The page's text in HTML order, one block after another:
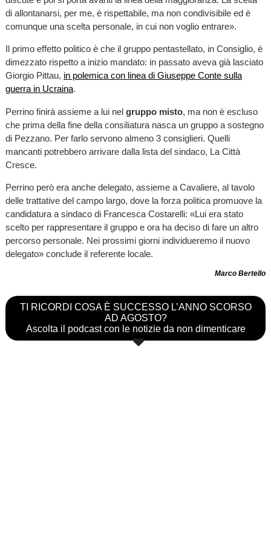
di allontanarsi, per me, è rispettabile, ma non condivisibile ed è
comunque una scelta personale, in cui non voglio entrare».
Il primo effetto politico è che il gruppo pentastellato, in Consiglio, è
dimezzato rispetto a inizio mandato: in passato aveva già lasciato
Giorgio Pittau, in polemica con linea di Giuseppe Conte sulla
guerra in Ucraina.
Perrino finirà assieme a lui nel gruppo misto, ma non è escluso
che prima della fine della consiliatura nasca un gruppo a sostegno
di Pezzano. Per farlo servono almeno 3 consiglieri. Quelli
mancanti potrebbero arrivare dalla lista del sindaco, La Città
Cresce.
Perrino però era anche delegato, assieme a Cavaliere, al tavolo
delle trattative del campo largo, dove la forza politica promuove la
candidatura a sindaco di Francesca Costarelli: «Lui era stato
scelto per rappresentare il gruppo e ora ha deciso di fare un altro
percorso personale. Nei prossimi giorni individueremo il nuovo
delegato» conclude il referente locale.
Marco Bertello
TI RICORDI COSA È SUCCESSO L’ANNO SCORSO
AD AGOSTO?
Ascolta il podcast con le notizie da non dimenticare